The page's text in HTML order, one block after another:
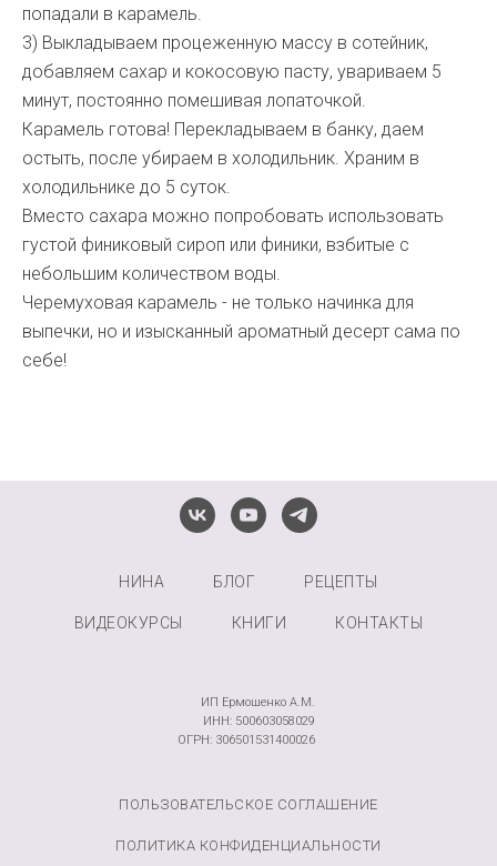
попадали в карамель.
3) Выкладываем процеженную массу в сотейник,
добавляем сахар и кокосовую пасту, увариваем 5
минут, постоянно помешивая лопаточкой.
Карамель готова! Перекладываем в банку, даем
остыть, после убираем в холодильник. Храним в
холодильнике до 5 суток.
Вместо сахара можно попробовать использовать
густой финиковый сироп или финики, взбитые с
небольшим количеством воды.
Черемуховая карамель - не только начинка для
выпечки, но и изысканный ароматный десерт сама по
себе!
НИНА БЛОГ РЕЦЕПТЫ
ВИДЕОКУРСЫ КНИГИ КОНТАКТЫ
ИП Ермошенко А.М.
ИНН: 500603058029
ОГРН: 306501531400026
ПОЛЬЗОВАТЕЛЬСКОЕ СОГЛАШЕНИЕ
ПОЛИТИКА КОНФИДЕНЦИАЛЬНОСТИ